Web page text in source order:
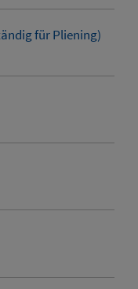
für Pliening)